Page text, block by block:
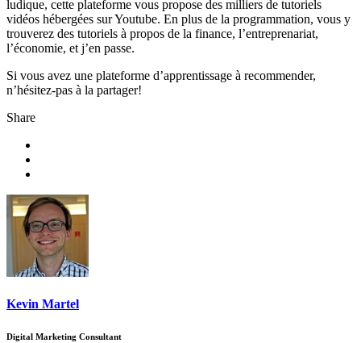
ludique, cette plateforme vous propose des milliers de tutoriels
vidéos hébergées sur Youtube. En plus de la programmation, vous y
trouverez des tutoriels à propos de la finance, l’entreprenariat,
l’économie, et j’en passe.
Si vous avez une plateforme d’apprentissage à recommender,
n’hésitez-pas à la partager!
Share
Kevin Martel
Digital Marketing Consultant